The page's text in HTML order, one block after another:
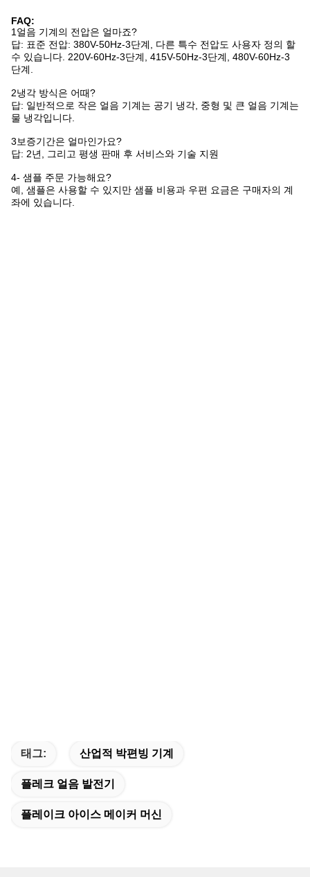
FAQ:
1얼음 기계의 전압은 얼마죠?
답: 표준 전압: 380V-50Hz-3단계, 다른 특수 전압도 사용자 정의 할
수 있습니다. 220V-60Hz-3단계, 415V-50Hz-3단계, 480V-60Hz-3
단계.
2냉각 방식은 어때?
답: 일반적으로 작은 얼음 기계는 공기 냉각, 중형 및 큰 얼음 기계는
물 냉각입니다.
3보증기간은 얼마인가요?
답: 2년, 그리고 평생 판매 후 서비스와 기술 지원
4- 샘플 주문 가능해요?
예, 샘플은 사용할 수 있지만 샘플 비용과 우편 요금은 구매자의 계
좌에 있습니다.
태그: 산업적 박편빙 기계
플레크 얼음 발전기
플레이크 아이스 메이커 머신